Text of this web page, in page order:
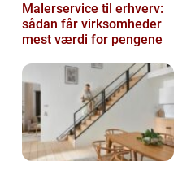
Malerservice til erhverv:
sådan får virksomheder
mest værdi for pengene